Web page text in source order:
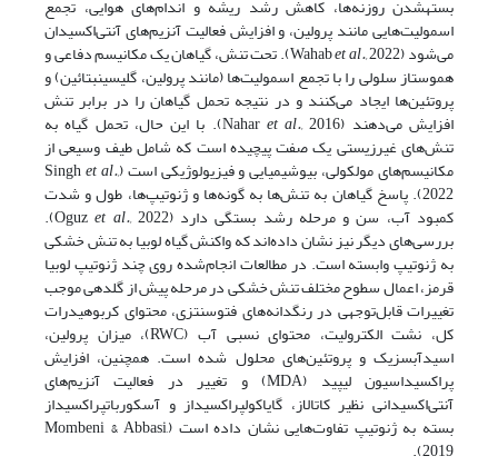
بسته­شدن روزنه‌ها، کاهش رشد ریشه و اندام‌های هوایی، تجمع
اسمولیت‌هایی مانند پرولین، و افزایش فعالیت آنزیم‌های آنتی‌اکسیدان
می‌شود (Wahab et al., 2022). تحت تنش، گیاهان یک مکانیسم دفاعی و
هموستاز سلولی را با تجمع اسمولیت‌ها (مانند پرولین، گلیسین­بتائین) و
پروتئین‌ها ایجاد می‌کنند و در نتیجه تحمل گیاهان را در برابر تنش
افزایش می‌دهند (Nahar et al., 2016). با این حال، تحمل گیاه به
تنش‌های غیرزیستی یک صفت پیچیده است که شامل طیف وسیعی از
مکانیسم‌های مولکولی، بیوشیمیایی و فیزیولوژیکی است (Singhet al.,
2022). پاسخ گیاهان به تنش‌ها به گونه‌ها و ژنوتیپ‌ها، طول و شدت
کمبود آب، سن و مرحله رشد بستگی دارد (Oguz et al.,
2022).
بررسی‌های دیگر نیز نشان داده‌اند که واکنش گیاه لوبیا به تنش خشکی
به ژنوتیپ وابسته است. در مطالعات انجام‌شده روی چند ژنوتیپ لوبیا
قرمز، اعمال سطوح مختلف تنش خشکی در مرحله پیش از گلدهی موجب
تغییرات قابل‌توجهی در رنگدانه‌های فتوسنتزی، محتوای کربوهیدرات
کل، نشت الکترولیت، محتوای نسبی آب (RWC)، میزان پرولین،
اسیدآبسزیک و پروتئین‌های محلول شده است. همچنین، افزایش
پراکسیداسیون لیپید (MDA) و تغییر در فعالیت آنزیم‌های
آنتی‌اکسیدانی نظیر کاتالاز، گایاکول­پراکسیداز و آسکوربات­پراکسیداز
بسته به ژنوتیپ تفاوت‌هایی نشان داده است (Mombeni & Abbasi,
2019).